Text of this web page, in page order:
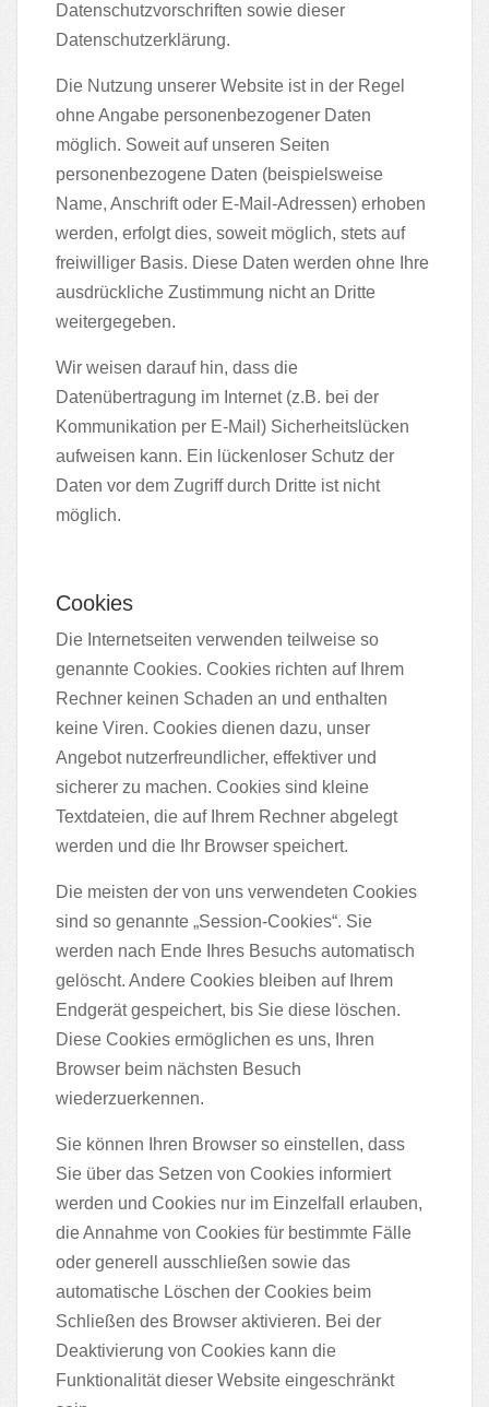
Datenschutzvorschriften sowie dieser
Datenschutzerklärung.
Die Nutzung unserer Website ist in der Regel
ohne Angabe personenbezogener Daten
möglich. Soweit auf unseren Seiten
personenbezogene Daten (beispielsweise
Name, Anschrift oder E-Mail-Adressen) erhoben
werden, erfolgt dies, soweit möglich, stets auf
freiwilliger Basis. Diese Daten werden ohne Ihre
ausdrückliche Zustimmung nicht an Dritte
weitergegeben.
Wir weisen darauf hin, dass die
Datenübertragung im Internet (z.B. bei der
Kommunikation per E-Mail) Sicherheitslücken
aufweisen kann. Ein lückenloser Schutz der
Daten vor dem Zugriff durch Dritte ist nicht
möglich.
Cookies
Die Internetseiten verwenden teilweise so
genannte Cookies. Cookies richten auf Ihrem
Rechner keinen Schaden an und enthalten
keine Viren. Cookies dienen dazu, unser
Angebot nutzerfreundlicher, effektiver und
sicherer zu machen. Cookies sind kleine
Textdateien, die auf Ihrem Rechner abgelegt
werden und die Ihr Browser speichert.
Die meisten der von uns verwendeten Cookies
sind so genannte „Session-Cookies“. Sie
werden nach Ende Ihres Besuchs automatisch
gelöscht. Andere Cookies bleiben auf Ihrem
Endgerät gespeichert, bis Sie diese löschen.
Diese Cookies ermöglichen es uns, Ihren
Browser beim nächsten Besuch
wiederzuerkennen.
Sie können Ihren Browser so einstellen, dass
Sie über das Setzen von Cookies informiert
werden und Cookies nur im Einzelfall erlauben,
die Annahme von Cookies für bestimmte Fälle
oder generell ausschließen sowie das
automatische Löschen der Cookies beim
Schließen des Browser aktivieren. Bei der
Deaktivierung von Cookies kann die
Funktionalität dieser Website eingeschränkt